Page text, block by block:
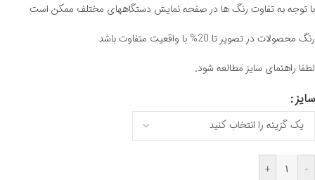
با توجه به تفاوت رنگ ها در صفحه نمایش دستگاههای مختلف ممکن است
رنگ محصولات در تصویر تا 20% با واقعیت متفاوت باشد
لطفا راهنمای سایز مطالعه شود.
سایز
-
+